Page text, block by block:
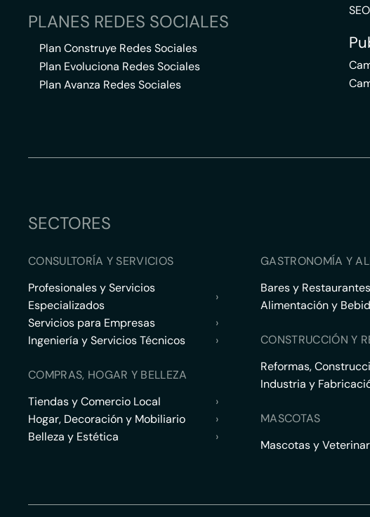
PLANES REDES SOCIALES
Plan Construye Redes Sociales
Plan Evoluciona Redes Sociales
Plan Avanza Redes Sociales
SECTORES
CONSULTORÍA Y SERVICIOS
Profesionales y Servicios
Especializados
›
Servicios para Empresas
›
Ingeniería y Servicios Técnicos
›
COMPRAS, HOGAR Y BELLEZA
Tiendas y Comercio Local
›
Hogar, Decoración y Mobiliario
›
Belleza y Estética
›
GASTRONOMÍA Y
Bares y Restaurantes
Alimentación y
CONSTRUCCIÓN Y
Reformas,
Industria y
MASCOTAS
Mascotas y